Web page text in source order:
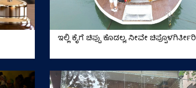
ಇಲ್ಲಿ ಕೈಗೆ ಚಿಪ್ಪು ಕೊಡಲ್ಲ, ನೀವೇ ಚಿಪ್ಪೊಳಗಿರ್ತೀರಿ